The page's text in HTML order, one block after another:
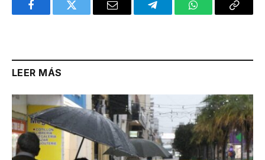
FacebookTwitter Email TelegramWhatsAppCopy
LEER MÁS